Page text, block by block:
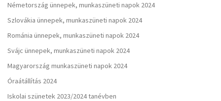
Németország ünnepek, munkaszüneti napok 2024
Szlovákia ünnepek, munkaszüneti napok 2024
Románia ünnepek, munkaszüneti napok 2024
Svájc ünnepek, munkaszüneti napok 2024
Magyarország munkaszüneti napok 2024
Óraátállítás 2024
Iskolai szünetek 2023/2024 tanévben